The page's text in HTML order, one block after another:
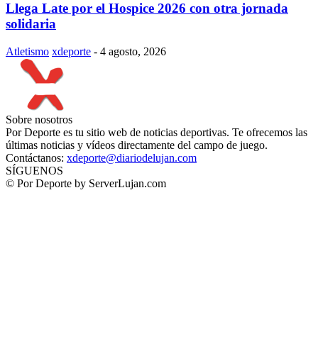
Llega Late por el Hospice 2026 con otra jornada
solidaria
Atletismo xdeporte - 4 agosto, 2026
Sobre nosotros
Por Deporte es tu sitio web de noticias deportivas. Te ofrecemos las
últimas noticias y vídeos directamente del campo de juego.
Contáctanos: xdeporte@diariodelujan.com
SÍGUENOS
© Por Deporte by ServerLujan.com